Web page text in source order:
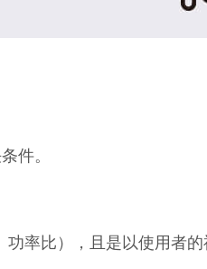
件。
率比），且是以使用者